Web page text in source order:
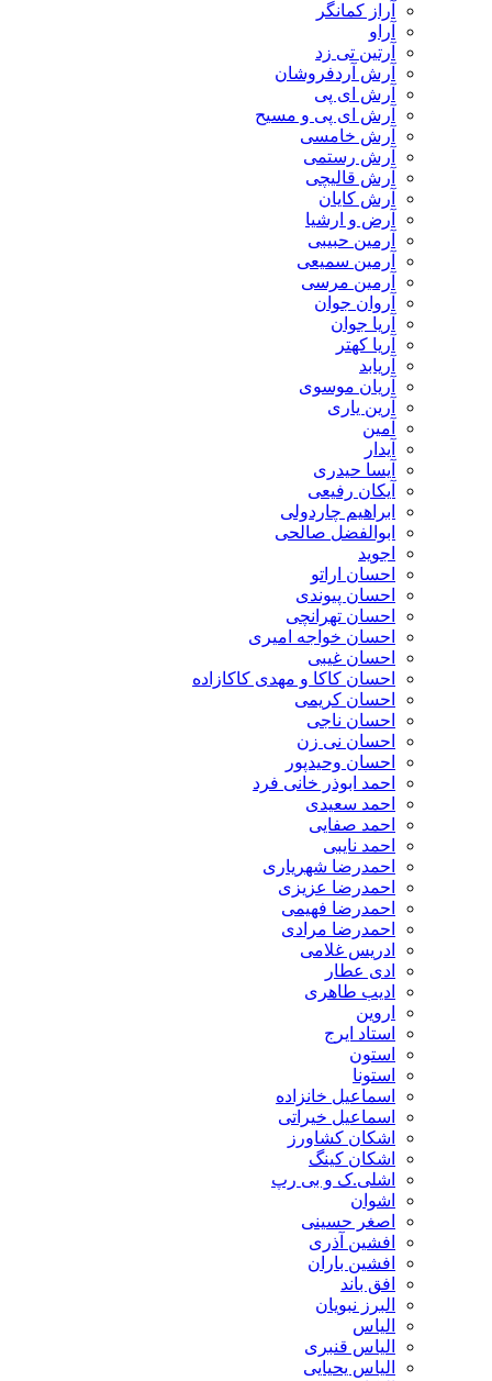
آراز کمانگر
آراو
آرتین تی زد
آرش آردفروشان
آرش ای پی
آرش ای پی و مسیح
آرش خامسی
آرش رستمی
آرش قالیچی
آرش کایان
​آرض و ارشیا
آرمین حبیبی
آرمین سمیعی
آرمین مرسی
آروان جوان
آریا جوان
آریا کهتر
آریابد
آریان موسوی
آرین یاری
آمین
آیدار
آیسا حیدری
آیکان رفیعی
ابراهیم چاردولی
ابوالفضل صالحی
اجوید
احسان اراتو
احسان پیوندی
احسان تهرانچی
احسان خواجه امیری
احسان غیبی
احسان کاکا و مهدی کاکازاده
احسان کریمی
احسان ناجی
احسان نی زن
احسان وحیدپور
احمد ابوذر خانی فرد
احمد سعیدی
احمد صفایی
احمد نایبی
احمدرضا شهریاری
احمدرضا عزیزی
احمدرضا فهیمی
احمدرضا مرادی
ادریس غلامی
ادی عطار
ادیب طاهری
اروین
استاد ایرج
استون
استونا
اسماعیل خانزاده
اسماعیل خیراتی
اشکان کشاورز
اشکان کینگ
اشلی.ک و بی رپ
اشوان
اصغر حسینی
افشین آذری
افشین باران
افق باند
البرز نبویان
الیاس
الیاس قنبرى
الیاس یحیایی